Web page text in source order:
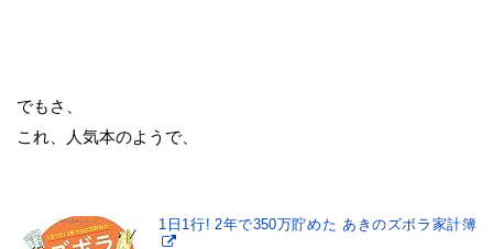
でもさ、
これ、人気本のようで、
1日1行! 2年で350万貯めた あきのズボラ家計簿